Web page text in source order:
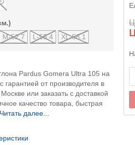
M-52.7 L-55.4 XL-58.1
Pardus Gomera Ultra 105 на
от производителя в
или заказать с доставкой
качество товара, быстрая
Читать далее...